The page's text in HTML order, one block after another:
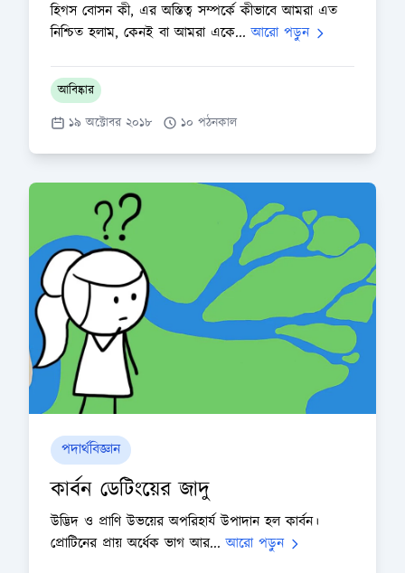
হিগস বোসন কী, এর অস্তিত্ব সম্পর্কে কীভাবে আমরা এত
নিশ্চিত হলাম, কেনই বা আমরা একে...আরো পড়ুন
আবিষ্কার
১৯ অক্টোবর ২০১৮
১০ পঠনকাল
পদার্থবিজ্ঞান
কার্বন ডেটিংয়ের জাদু
উদ্ভিদ ও প্রাণি উভয়ের অপরিহার্য উপাদান হল কার্বন।
প্রোটিনের প্রায় অর্ধেক ভাগ আর...আরো পড়ুন